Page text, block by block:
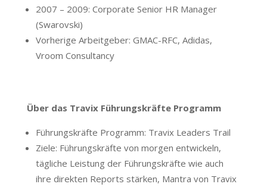
2007 – 2009: Corporate Senior HR Manager
(Swarovski)
Vorherige Arbeitgeber: GMAC-RFC, Adidas,
Vroom Consultancy
Über das Travix Führungskräfte Programm
Führungskräfte Programm: Travix Leaders Trail
Ziele: Führungskräfte von morgen entwickeln,
tägliche Leistung der Führungskräfte wie auch
ihre direkten Reports stärken, Mantra von Travix